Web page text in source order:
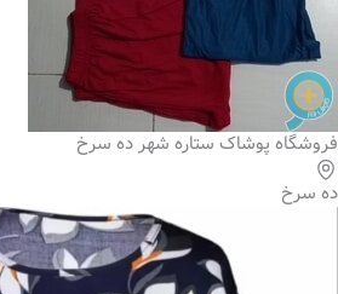
فروشگاه پوشاک ستاره شهر ده سرخ
ده سرخ